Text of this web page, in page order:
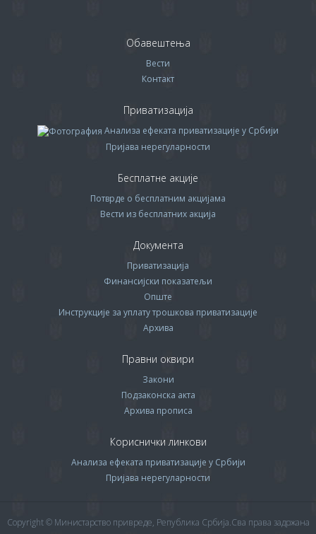
Обавештења
Вести
Контакт
Приватизација
Анализа ефеката приватизације у Србији
Пријава нерегуларности
Бесплатне акције
Потврде о бесплатним акцијама
Вести из бесплатних акција
Документа
Приватизација
Финансијски показатељи
Опште
Инструкције за уплату трошкова приватизације
Архива
Правни оквири
Закони
Подзаконска акта
Архива прописa
Кориснички линкови
Анализа ефеката приватизације у Србији
Пријава нерегуларности
Copyright © Министарство привреде, Република Србија.Сва права задржана